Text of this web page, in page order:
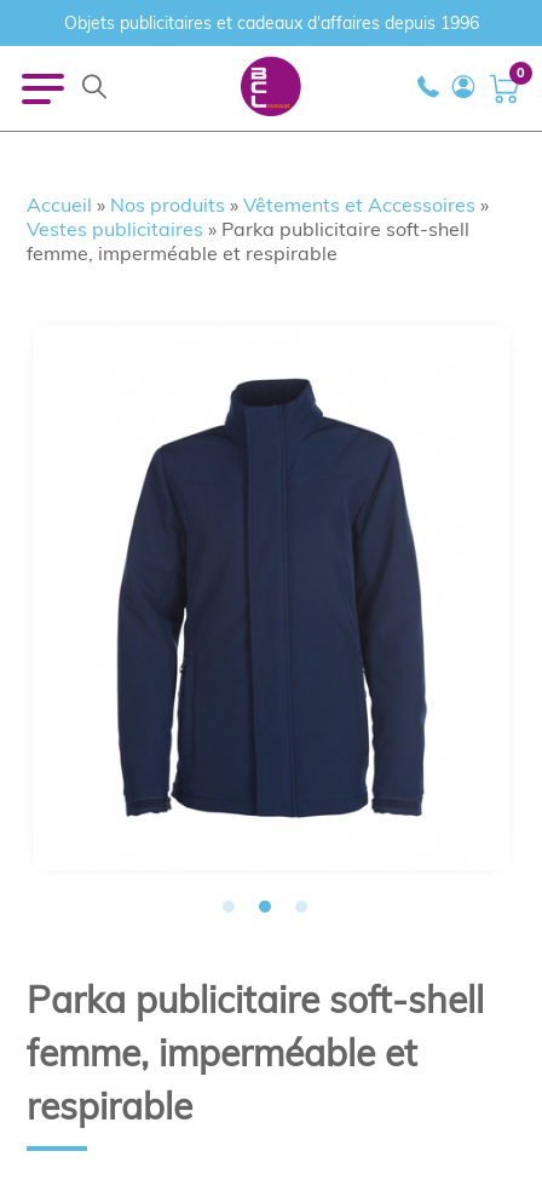
Objets publicitaires et cadeaux d'affaires depuis 1996
0
Accueil » Nos produits »Vêtements et Accessoires »
Vestes publicitaires » Parka publicitaire soft-shell
femme, imperméable et respirable
Parka publicitaire soft-shell
femme, imperméable et
respirable